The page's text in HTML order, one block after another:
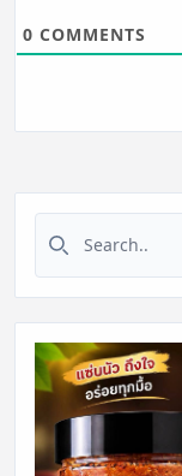
0 COMMENTS
Search for: